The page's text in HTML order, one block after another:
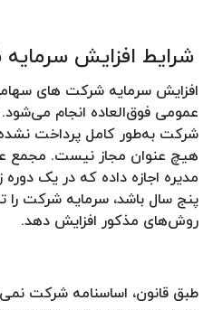
شرایط افزایش
افزایش سرمایه شرکت های
عمومی فوق‌العاده انجام
شرکت به‌طور کامل پرداخت نشده
هیچ عنوان مجاز نیست. مجمع
مدیره اجازه داده که در یک
پنج سال باشد، سرمایه شرکت
روش‌های مذکور افزایش دهد.
طبق قانون، اساسنامه شرکت